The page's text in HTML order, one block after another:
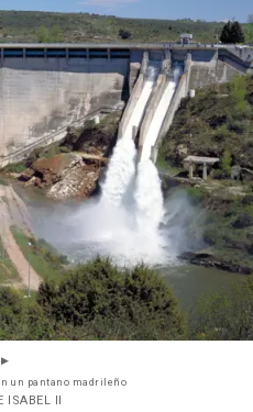
un pantano madrileño
ISABEL II